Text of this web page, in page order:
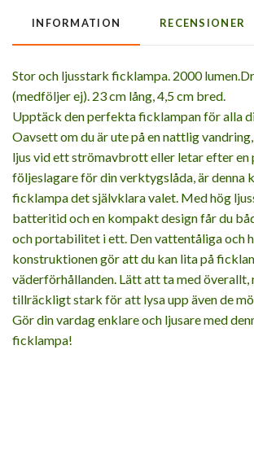
INFORMATION RECENSIONER
Stor och ljusstark ficklampa. 2000
(medföljer ej). 23 cm lång, 4,5 cm bred.
Upptäck den perfekta ficklampan för alla
Oavsett om du är ute på en nattlig
ljus vid ett strömavbrott eller letar efter en
följeslagare för din verktygslåda, är denna
ficklampa det självklara valet. Med hög
batteritid och en kompakt design får du
och portabilitet i ett. Den vattentåliga och
konstruktionen gör att du kan lita på
väderförhållanden. Lätt att ta med överallt,
tillräckligt stark för att lysa upp även de
Gör din vardag enklare och ljusare med
ficklampa!